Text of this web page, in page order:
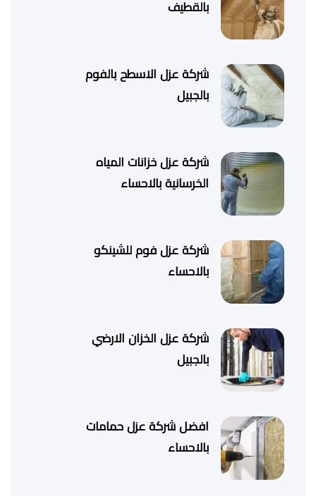
بالقطيف
شركة عزل الاسطح بالفوم
بالجبيل
شركة عزل خزانات المياه
الخرسانية بالاحساء
شركة عزل فوم للشينكو
بالاحساء
شركة عزل الخزان الارضي
بالجبيل
افضل شركة عزل حمامات
بالاحساء